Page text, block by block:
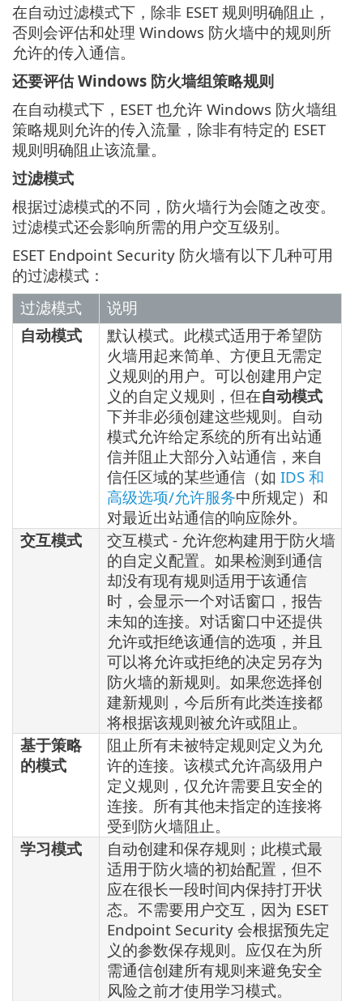
在自动过滤模式下，除非 ESET 规则明确阻止，
否则会评估和处理 Windows 防火墙中的规则所
允许的传入通信。
还要评估 Windows 防火墙组策略规则
在自动模式下，ESET 也允许 Windows 防火墙组
策略规则允许的传入流量，除非有特定的 ESET
规则明确阻止该流量。
过滤模式
根据过滤模式的不同，防火墙行为会随之改变。
过滤模式还会影响所需的用户交互级别。
ESET Endpoint Security 防火墙有以下几种可用
的过滤模式：
过滤模式
说明
自动模式
默认模式。此模式适用于希望防
火墙用起来简单、方便且无需定
义规则的用户。可以创建用户定
义的自定义规则，但在自动模式
下并非必须创建这些规则。自动
模式允许给定系统的所有出站通
信并阻止大部分入站通信，来自
信任区域的某些通信（如 IDS 和
高级选项/允许服务中所规定）和
对最近出站通信的响应除外。
交互模式
交互模式 - 允许您构建用于防火墙
的自定义配置。如果检测到通信
却没有现有规则适用于该通信
时，会显示一个对话窗口，报告
未知的连接。对话窗口中还提供
允许或拒绝该通信的选项，并且
可以将允许或拒绝的决定另存为
防火墙的新规则。如果您选择创
建新规则，今后所有此类连接都
将根据该规则被允许或阻止。
基于策略
的模式
阻止所有未被特定规则定义为允
许的连接。该模式允许高级用户
定义规则，仅允许需要且安全的
连接。所有其他未指定的连接将
受到防火墙阻止。
学习模式
自动创建和保存规则；此模式最
适用于防火墙的初始配置，但不
应在很长一段时间内保持打开状
态。不需要用户交互，因为 ESET
Endpoint Security 会根据预先定
义的参数保存规则。应仅在为所
需通信创建所有规则来避免安全
风险之前才使用学习模式。